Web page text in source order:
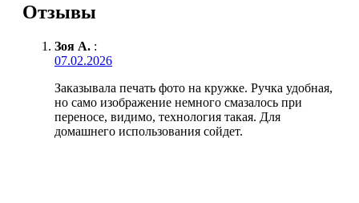
Отзывы
Зоя А. :
07.02.2026
Заказывала печать фото на кружке. Ручка удобная,
но само изображение немного смазалось при
переносе, видимо, технология такая. Для
домашнего использования сойдет.